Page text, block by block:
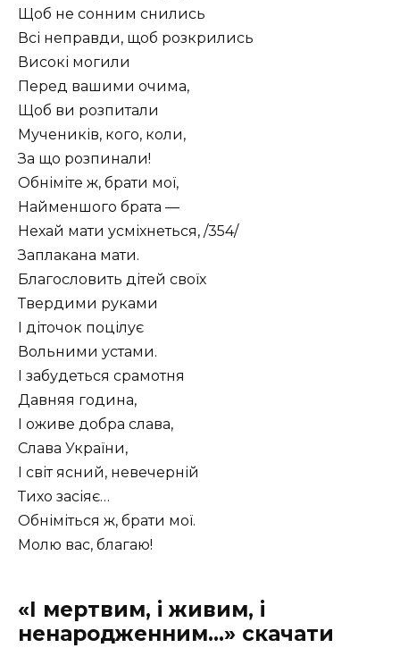
Щоб не сонним снились
Всі неправди, щоб розкрились
Високі могили
Перед вашими очима,
Щоб ви розпитали
Мучеників, кого, коли,
За що розпинали!
Обніміте ж, брати мої,
Найменшого брата —
Нехай мати усміхнеться, /354/
Заплакана мати.
Благословить дітей своїх
Твердими руками
І діточок поцілує
Вольними устами.
І забудеться срамотня
Давняя година,
І оживе добра слава,
Слава України,
І світ ясний, невечерній
Тихо засіяє…
Обніміться ж, брати мої.
Молю вас, благаю!
«І мертвим, і живим, і
ненародженним…» скачати